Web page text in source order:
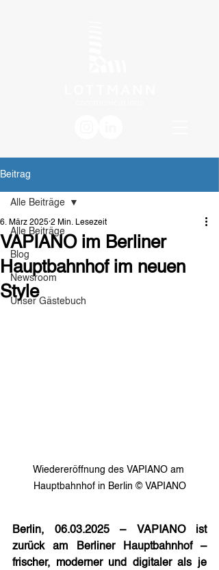
Beitrag
Alle Beiträge
Blog
Newsroom
Unser Gästebuch
Alle Beiträge
VAPIANO im Berliner
Hauptbahnhof im neuen
Style
6. März 2025 2 Min. Lesezeit
Wiedereröffnung des VAPIANO am
Hauptbahnhof in Berlin © VAPIANO
Berlin, 06.03.2025 – VAPIANO ist
zurück am Berliner Hauptbahnhof –
frischer, moderner und digitaler als je